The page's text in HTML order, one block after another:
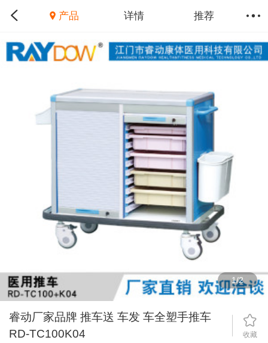
产品 详情 推荐
1/2
睿动厂家品牌 推车送 车发 车全塑手推车
RD-TC100K04
收藏